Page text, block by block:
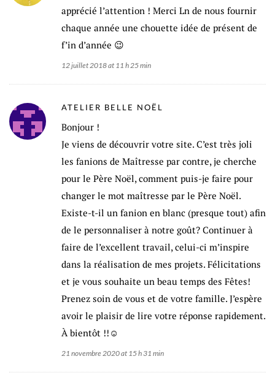
apprécié l’attention ! Merci Ln de nous fournir
chaque année une chouette idée de présent de
f’in d’année 😉
12 juillet 2018 at 11 h 25 min
ATELIER BELLE NOËL
Bonjour !
Je viens de découvrir votre site. C’est très joli
les fanions de Maîtresse par contre, je cherche
pour le Père Noël, comment puis-je faire pour
changer le mot maîtresse par le Père Noël.
Existe-t-il un fanion en blanc (presque tout) afin
de le personnaliser à notre goût? Continuer à
faire de l’excellent travail, celui-ci m’inspire
dans la réalisation de mes projets. Félicitations
et je vous souhaite un beau temps des Fêtes!
Prenez soin de vous et de votre famille. J’espère
avoir le plaisir de lire votre réponse rapidement.
À bientôt !!☺
21 novembre 2020 at 15 h 31 min